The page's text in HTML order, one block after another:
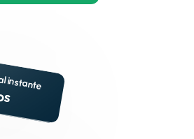
instante